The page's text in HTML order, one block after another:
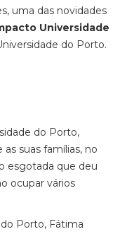
uma das novidades
Universidade
do Porto.
do Porto,
suas famílias, no
esgotada que deu
ocupar vários
Porto, Fátima